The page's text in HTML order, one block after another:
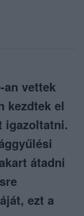
an vettek
kezdtek el
igazoltatni.
átadni
ezt a